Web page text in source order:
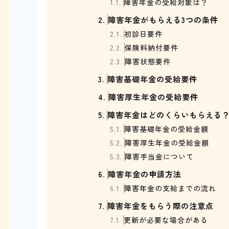
2. 障害年金がもらえる3つの条件
2.1. 初診日要件
2.2. 保険料納付要件
2.3. 障害状態要件
3. 障害基礎年金の受給要件
4. 障害厚生年金の受給要件
5. 障害年金はどのくらいもらえる
5.1. 障害基礎年金の受給金額
5.2. 障害厚生年金の受給金額
5.3. 障害手当金について
6. 障害年金の申請方法
6.1. 障害年金の支給までの流れ
7. 障害年金をもらう際の注意点
7.1. 更新が必要な場合がある